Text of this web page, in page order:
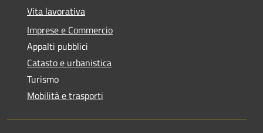
Vita lavorativa
Imprese e Commercio
Appalti pubblici
Catasto e urbanistica
Turismo
Mobilità e trasporti